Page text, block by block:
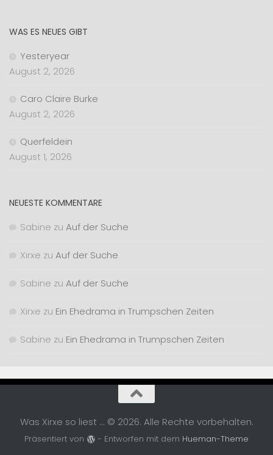
WAS ES NEUES GIBT
Yesteryear
August 2, 2026
Caro Claire Burke
August 2, 2026
Querfeldein
August 1, 2026
NEUESTE KOMMENTARE
Sabine zu Auf der Suche
Xirxe zu Auf der Suche
Sabine zu Auf der Suche
Xirxe zu Ein Ehedrama in Trumpschen Zeiten
Sabine zu Ein Ehedrama in Trumpschen Zeiten
Was Xirxe so liest ... © 2026. Alle Rechte vorbehalten.
Präsentiert von - Entworfen mit dem Hueman-Theme